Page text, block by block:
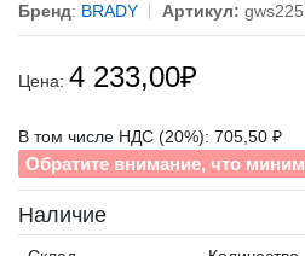
Бренд: BRADY Артикул:
Цена: 4 233,00₽
В том числе НДС (20%): 705,50 ₽
Обратите внимание, что
Наличие